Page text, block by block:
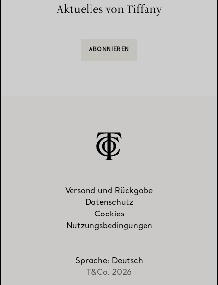
Aktuelles von Tiffany
ABONNIEREN
Versand und Rückgabe
Datenschutz
Cookies
Nutzungsbedingungen
Sprache: Deutsch
T&Co. 2026